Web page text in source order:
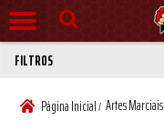
Página Inicial/ Artes Marciais
FILTROS